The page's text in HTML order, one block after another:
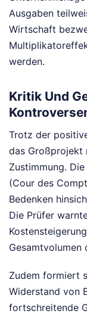
Ausgaben
Wirtschaft
werden.
Kritik Und
Trotz der
das Großprojekt
Zustimmung.
(Cour des
Bedenken
Die Prüfer
Gesamtvolumen
Zudem formiert
Widerstand von
fortschreitende